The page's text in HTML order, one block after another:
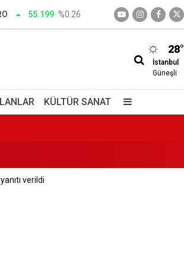
55.199 %0.26
28°
İstanbul
Güneşli
KÜLTÜR SANAT
katletti
verildi